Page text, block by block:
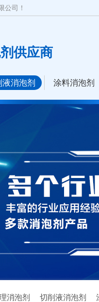
公司！
供应商
液消泡剂 涂料消泡剂
消泡剂 切削液消泡剂